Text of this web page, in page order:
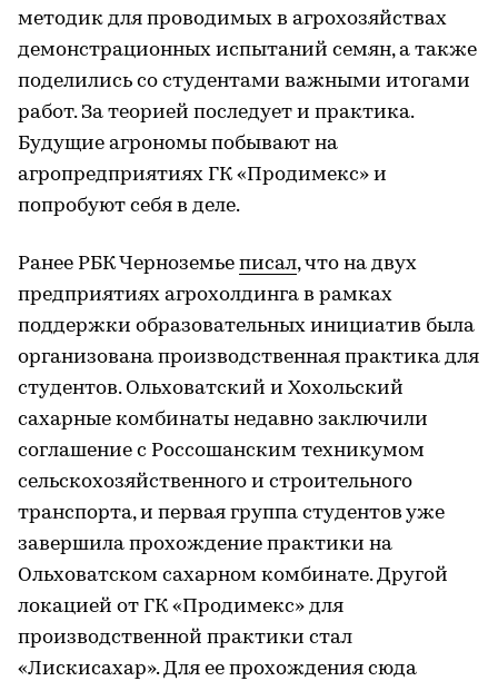
методик для проводимых в агрохозяйствах
демонстрационных испытаний семян, а также
поделились со студентами важными итогами
работ. За теорией последует и практика.
Будущие агрономы побывают на
агропредприятиях ГК «Продимекс» и
попробуют себя в деле.
Ранее РБК Черноземье писал, что на двух
предприятиях агрохолдинга в рамках
поддержки образовательных инициатив была
организована производственная практика для
студентов. Ольховатский и Хохольский
сахарные комбинаты недавно заключили
соглашение с Россошанским техникумом
сельскохозяйственного и строительного
транспорта, и первая группа студентов уже
завершила прохождение практики на
Ольховатском сахарном комбинате. Другой
локацией от ГК «Продимекс» для
производственной практики стал
«Лискисахар». Для ее прохождения сюда